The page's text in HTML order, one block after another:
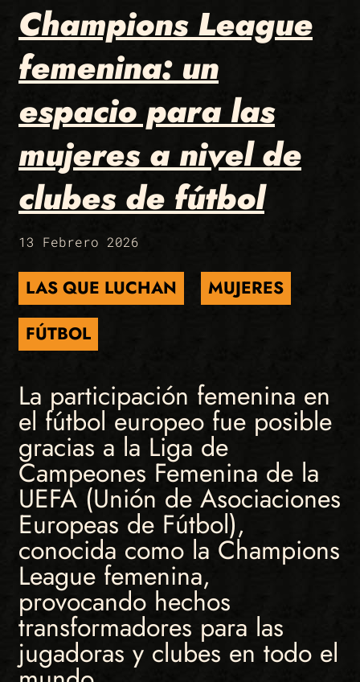
Champions League
femenina: un
espacio para las
mujeres a nivel de
clubes de fútbol
13 Febrero 2026
LAS QUE LUCHAN
MUJERES
FÚTBOL
La participación femenina en
el fútbol europeo fue posible
gracias a la Liga de
Campeones Femenina de la
UEFA (Unión de Asociaciones
Europeas de Fútbol),
conocida como la Champions
League femenina,
provocando hechos
transformadores para las
jugadoras y clubes en todo el